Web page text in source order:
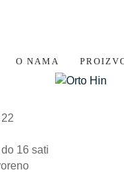
O NAMA
16 sati